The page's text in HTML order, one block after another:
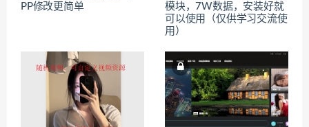
PP修改更简单
模块，7W数据，安装好就
可以使用（仅供学习交流使
用）